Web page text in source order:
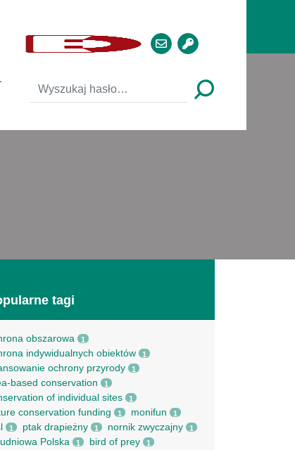
tagi
obszarowa 1
indywidualnych obiektów 1
ochrony przyrody 1
based conservation 1
of individual sites 1
conservation funding 1 monifun 1
1 ptak drapieżny 1 nornik zwyczajny 1
Polska 1 bird of prey 1